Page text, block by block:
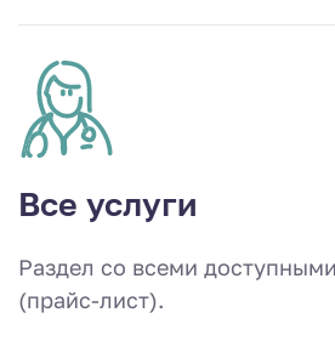
Все услуги
Раздел со всеми
(прайс-лист).